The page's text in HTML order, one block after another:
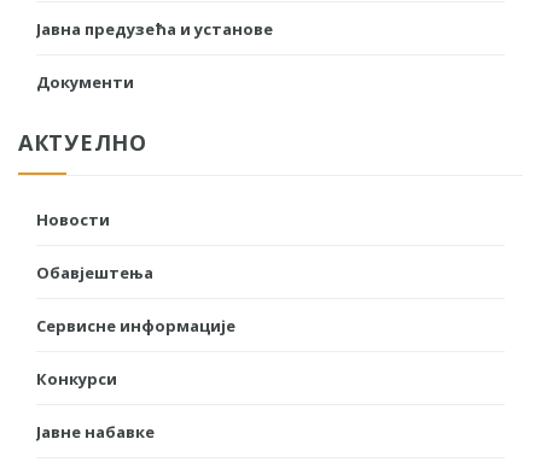
Јавна предузећа и установе
Документи
АКТУЕЛНО
Новости
Обавјештења
Сервисне информације
Конкурси
Јавне набавке